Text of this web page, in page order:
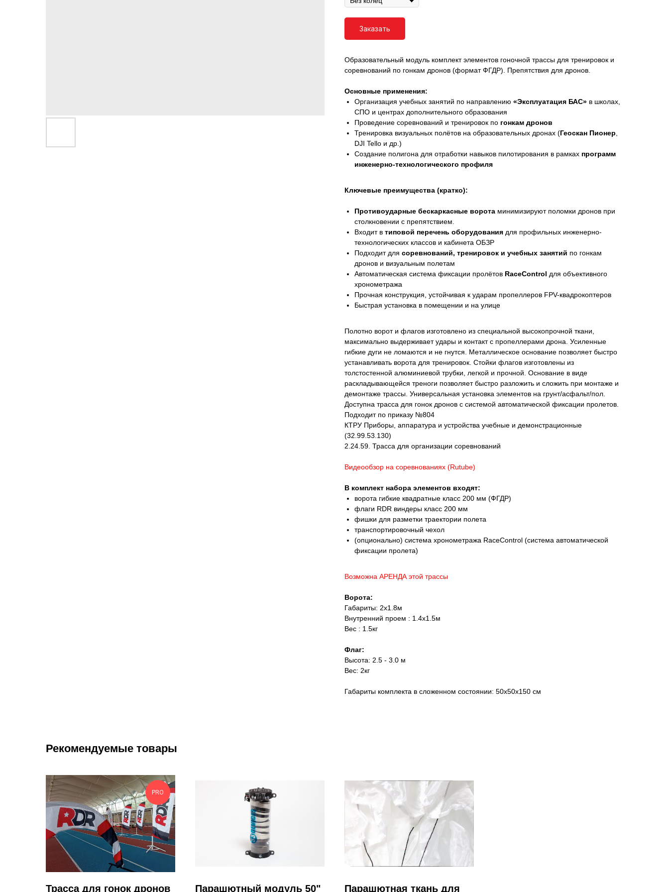
Заказать
Образовательный модуль комплект элементов гоночной трассы для тренировок и
соревнований по гонкам дронов (формат ФГДР). Препятствия для дронов.
Основные применения:
Организация учебных занятий по направлению «Эксплуатация БАС» в школах,
СПО и центрах дополнительного образования
Проведение соревнований и тренировок по гонкам дронов
Тренировка визуальных полётов на образовательных дронах (Геоскан Пионер,
DJI Tello и др.)
Создание полигона для отработки навыков пилотирования в рамках программ
инженерно-технологического профиля
Ключевые преимущества (кратко):
Противоударные бескаркасные ворота минимизируют поломки дронов при
столкновении с препятствием.
Входит в типовой перечень оборудования для профильных инженерно-
технологических классов и кабинета ОБЗР
Подходит для соревнований, тренировок и учебных занятий по гонкам
дронов и визуальным полетам
Автоматическая система фиксации пролётов RaceControl для объективного
хронометража
Прочная конструкция, устойчивая к ударам пропеллеров FPV-квадрокоптеров
Быстрая установка в помещении и на улице
Полотно ворот и флагов изготовлено из специальной высокопрочной ткани,
максимально выдерживает удары и контакт с пропеллерами дрона. Усиленные
гибкие дуги не ломаются и не гнутся. Металлическое основание позволяет быстро
устанавливать ворота для тренировок. Стойки флагов изготовлены из
толстостенной алюминиевой трубки, легкой и прочной. Основание в виде
раскладывающейся треноги позволяет быстро разложить и сложить при монтаже и
демонтаже трассы. Универсальная установка элементов на грунт/асфальт/пол.
Доступна трасса для гонок дронов с системой автоматической фиксации пролетов.
Подходит по приказу №804
КТРУ Приборы, аппаратура и устройства учебные и демонстрационные
(32.99.53.130)
2.24.59. Трасса для организации соревнований
Видеообзор на соревнованиях (Rutube)
В комплект набора элементов входят:
ворота гибкие квадратные класс 200 мм (ФГДР)
флаги RDR виндеры класс 200 мм
фишки для разметки траектории полета
транспортировочный чехол
(опционально) система хронометража RaceControl (система автоматической
фиксации пролета)
Возможна АРЕНДА этой трассы
Ворота:
Габариты: 2х1.8м
Внутренний проем : 1.4х1.5м
Вес : 1.5кг
Флаг:
Высота: 2.5 - 3.0 м
Вес: 2кг
Габариты комплекта в сложенном состоянии: 50х50х150 см
Рекомендуемые товары
PRO
Трасса для гонок дронов Парашютный модуль 50" Парашютная ткань для